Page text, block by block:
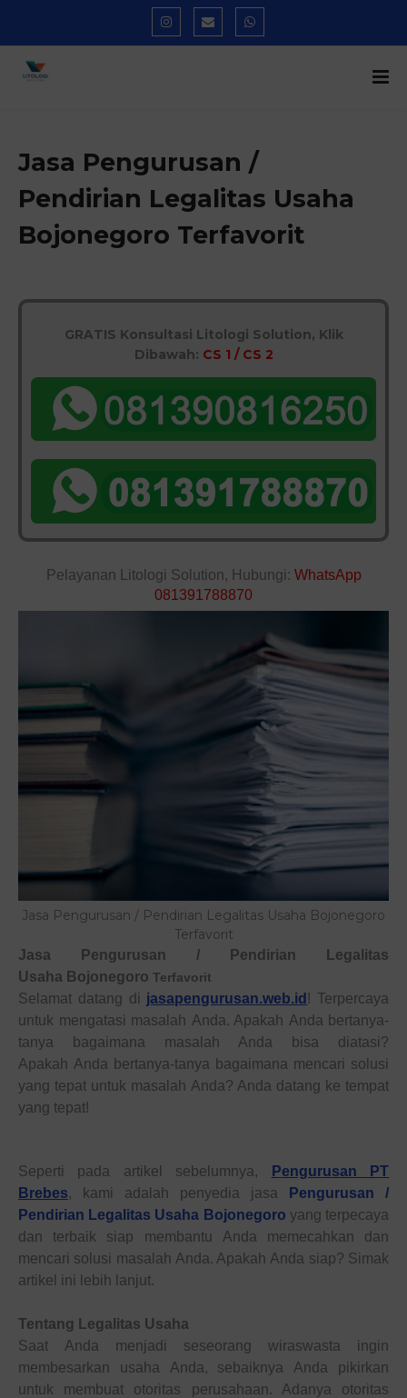
Jasa Pengurusan /
Pendirian Legalitas Usaha
Bojonegoro Terfavorit
GRATIS Konsultasi Litologi Solution, Klik
Dibawah: CS 1 / CS 2
Pelayanan Litologi Solution, Hubungi: WhatsApp
081391788870
Jasa Pengurusan / Pendirian Legalitas Usaha Bojonegoro
Terfavorit
Jasa Pengurusan / Pendirian Legalitas
Usaha Bojonegoro Terfavorit
Selamat datang di jasapengurusan.web.id ! Terpercaya
untuk mengatasi masalah Anda. Apakah Anda bertanya-
tanya bagaimana masalah Anda bisa diatasi?
Apakah Anda bertanya-tanya bagaimana mencari solusi
yang tepat untuk masalah Anda? Anda datang ke tempat
yang tepat!
Seperti pada artikel sebelumnya,
Pengurusan PT
Brebes, kami adalah penyedia jasa
Pengurusan /
Pendirian Legalitas Usaha Bojonegoro yang terpecaya
dan terbaik siap membantu Anda memecahkan dan
mencari solusi masalah Anda. Apakah Anda siap? Simak
artikel ini lebih lanjut.
Tentang Legalitas Usaha
Saat Anda menjadi seseorang wiraswasta ingin
membesarkan usaha Anda, sebaiknya Anda pikirkan
untuk membuat otoritas perusahaan. Adanya otoritas